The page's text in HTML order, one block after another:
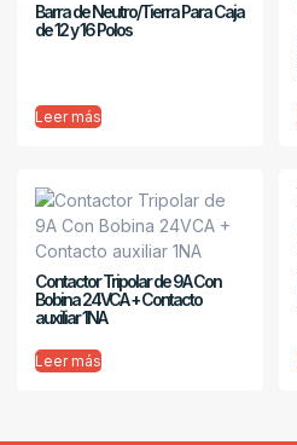
Barra de Neutro/Tierra Para Caja
de 12 y 16 Polos
Leer más
Contactor Tripolar de 9A Con
Bobina 24VCA + Contacto
auxiliar 1NA
Leer más